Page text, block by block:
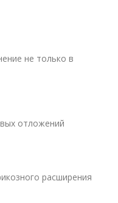
не только в
отложений
расширения